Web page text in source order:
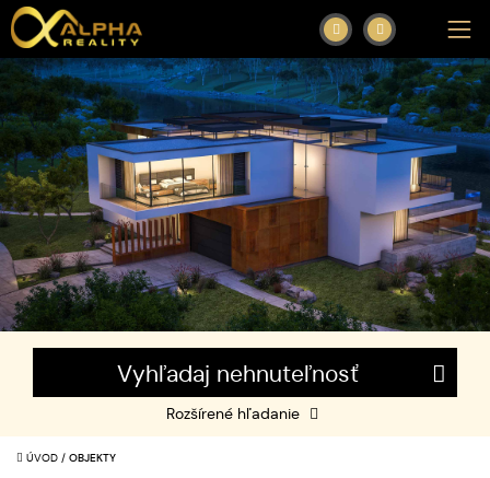
Vyhľadaj nehnuteľnosť
Rozšírené hľadanie
ÚVOD / OBJEKTY